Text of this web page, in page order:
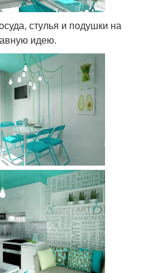
стулья и подушки на
идею.